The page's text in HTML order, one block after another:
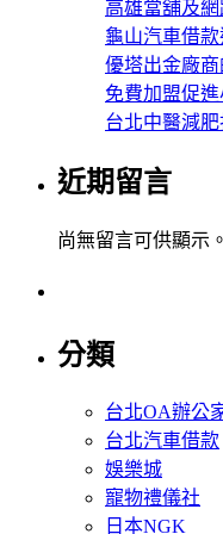
高雄當舖及
龜山汽車借
優塔出金廠
免費加盟促
台北中醫減
近期留言
尚無留言可供顯示。
分類
台北OA辦公
台北汽車借款
娛樂城
寵物禮儀社
日本NGK